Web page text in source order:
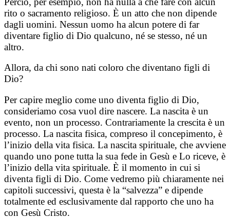
rito o sacramento religioso. È un atto che non dipende
dagli uomini. Nessun uomo ha alcun potere di far
diventare figlio di Dio qualcuno, né se stesso, né un
altro.
Allora, da chi sono nati coloro che diventano figli di
Dio?
Per capire meglio come uno diventa figlio di Dio,
consideriamo cosa vuol dire nascere. La nascita è un
evento, non un processo. Contrariamente la crescita è un
processo. La nascita fisica, compreso il concepimento, è
l’inizio della vita fisica. La nascita spirituale, che avviene
quando uno pone tutta la sua fede in Gesù e Lo riceve, è
l’inizio della vita spirituale. È il momento in cui si
diventa figli di Dio. Come vedremo più chiaramente nei
capitoli successivi, questa è la “salvezza” e dipende
totalmente ed esclusivamente dal rapporto che uno ha
con Gesù Cristo.